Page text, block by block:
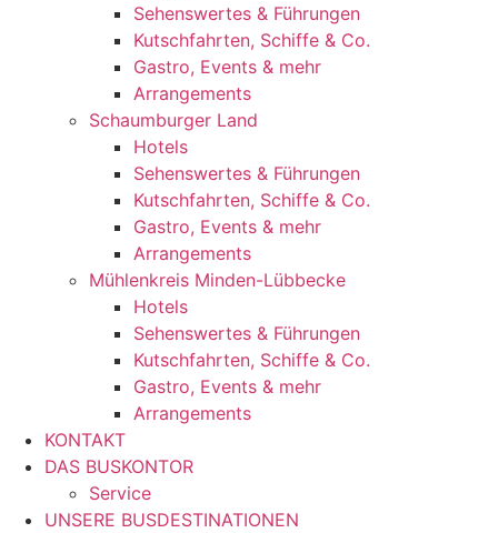
Sehenswertes & Führungen
Kutschfahrten, Schiffe & Co.
Gastro, Events & mehr
Arrangements
Schaumburger Land
Hotels
Sehenswertes & Führungen
Kutschfahrten, Schiffe & Co.
Gastro, Events & mehr
Arrangements
Mühlenkreis Minden-Lübbecke
Hotels
Sehenswertes & Führungen
Kutschfahrten, Schiffe & Co.
Gastro, Events & mehr
Arrangements
KONTAKT
DAS BUSKONTOR
Service
UNSERE BUSDESTINATIONEN